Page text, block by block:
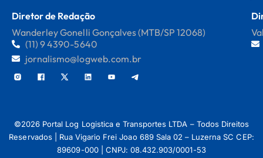
Diretor de Redação
Wanderley Gonelli Gonçalves (MTB/SP 12068)
(11) 9 4390-5640
jornalismo@logweb.com.br
©2026 Portal Log Logistica e Transportes LTDA – Todos Direitos
Reservados | Rua Vigario Frei Joao 689 Sala 02 – Luzerna SC CEP:
89609-000 | CNPJ: 08.432.903/0001-53